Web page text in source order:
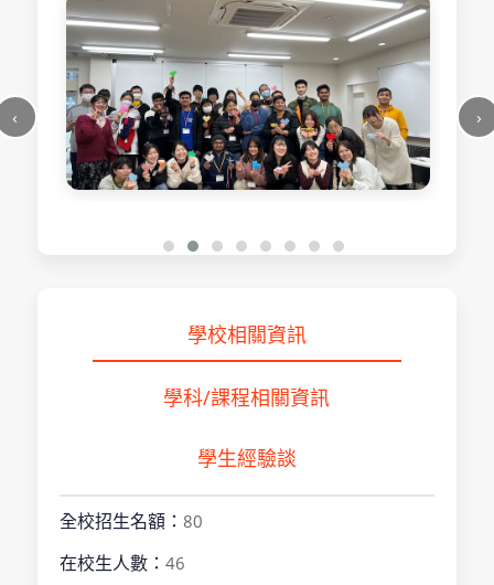
學校相關資訊
學科/課程相關資訊
學生經驗談
全校招生名額： 80
在校生人數： 46